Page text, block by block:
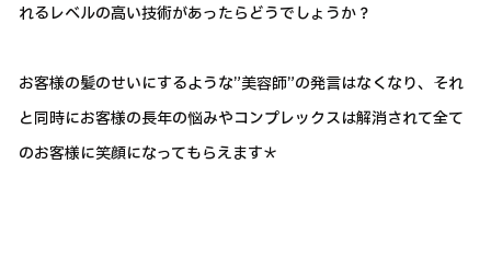
れるレベルの高い技術があったらどうでしょうか？
お客様の髪のせいにするような”美容師”の発言はなくなり、それ
と同時にお客様の長年の悩みやコンプレックスは解消されて全て
のお客様に笑顔になってもらえます＊